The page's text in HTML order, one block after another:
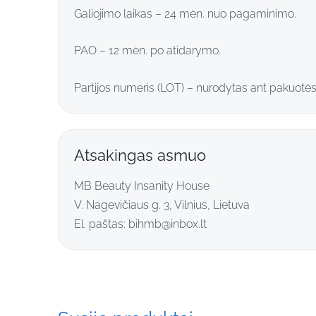
Galiojimo laikas – 24 mėn. nuo pagaminimo.
PAO – 12 mėn. po atidarymo.
Partijos numeris (LOT) – nurodytas ant
Atsakingas asmuo
MB Beauty Insanity House
V. Nagevičiaus g. 3, Vilnius, Lietuva
El. paštas: bihmb@inbox.lt